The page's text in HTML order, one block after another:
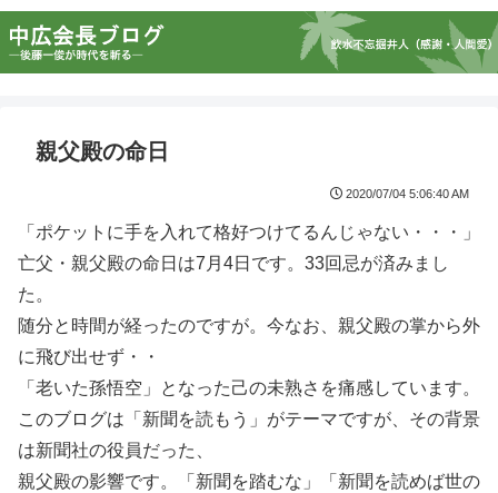
親父殿の命日
2020/07/04 5:06:40 AM
「ポケットに手を入れて格好つけてるんじゃない・・・」
亡父・親父殿の命日は7月4日です。33回忌が済みまし
た。
随分と時間が経ったのですが。今なお、親父殿の掌から外
に飛び出せず・・
「老いた孫悟空」となった己の未熟さを痛感しています。
このブログは「新聞を読もう」がテーマですが、その背景
は新聞社の役員だった、
親父殿の影響です。「新聞を踏むな」「新聞を読めば世の